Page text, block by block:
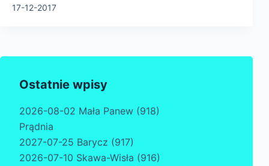
17-12-2017
Ostatnie wpisy
2026-08-02 Mała Panew (918)
Prądnia
2027-07-25 Barycz (917)
2026-07-10 Skawa-Wisła (916)